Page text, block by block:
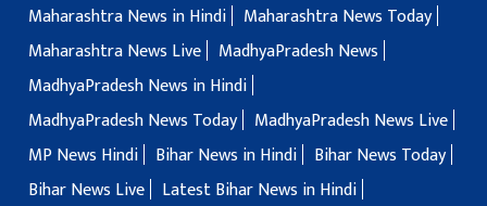
Maharashtra News in Hindi
Maharashtra News Today
Maharashtra News Live
MadhyaPradesh News
MadhyaPradesh News in Hindi
MadhyaPradesh News Today
MadhyaPradesh News Live
MP News Hindi
Bihar News in Hindi
Bihar News Today
Bihar News Live
Latest Bihar News in Hindi